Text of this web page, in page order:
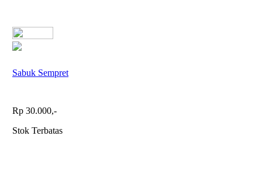
Sabuk Sempret
Rp 30.000,-
Stok Terbatas